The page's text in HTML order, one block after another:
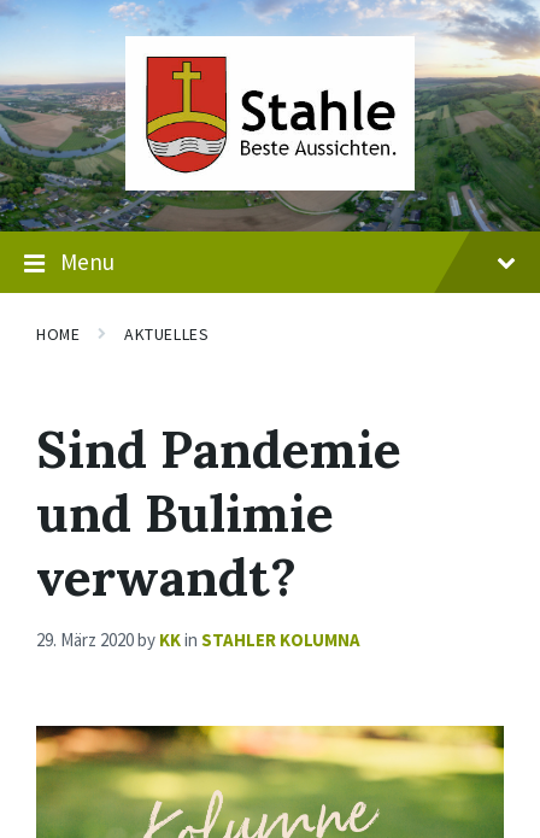
Skip
to
Skip
to
navigation
Skip
to
Menu
HOME AKTUELLES
Sind Pandemie
und Bulimie
verwandt?
29. März 2020by KKin STAHLER KOLUMNA